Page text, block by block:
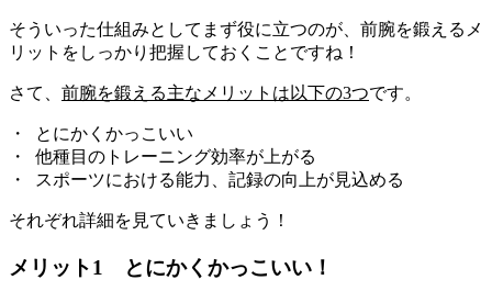
そういった仕組みとしてまず役に立つのが、 前腕を鍛えるメ
リットをしっかり把握しておく ことですね！
さて、 前腕を鍛える主なメリットは以下の3つです。
・ とにかくかっこいい
・ 他種目のトレーニング効率が上がる
・ スポーツにおける能力、記録の向上が見込める
それぞれ詳細を見ていきましょう！
メリット1 とにかくかっこいい！